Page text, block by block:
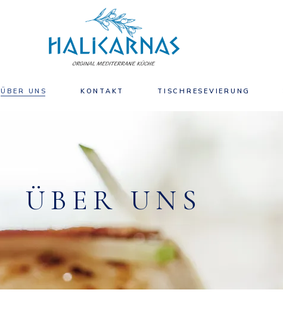
ÜBER UNS KONTAKT TISCHRESEVIERUNG
ÜBER UNS